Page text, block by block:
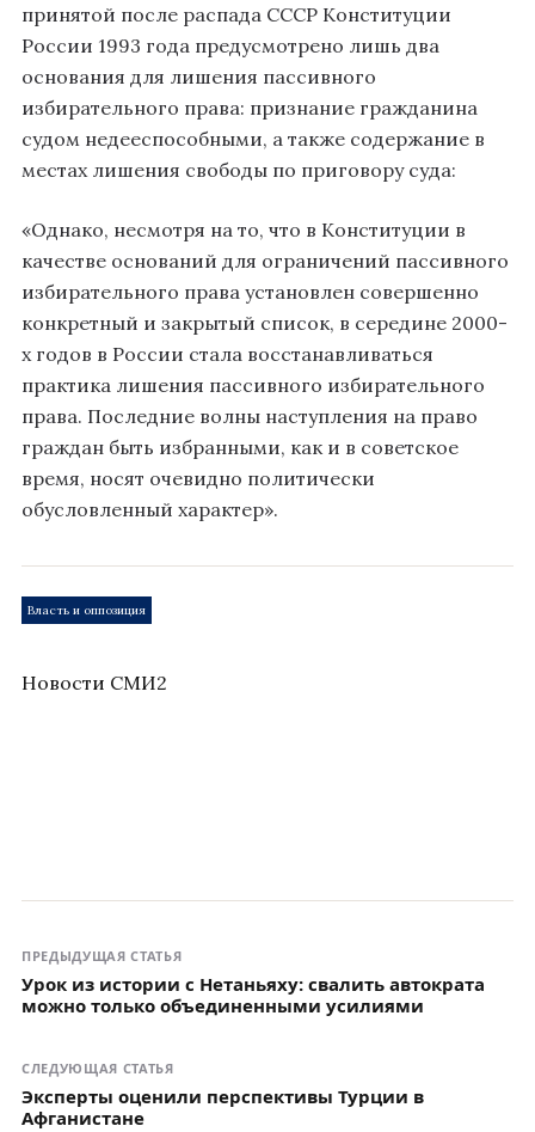
принятой после распада СССР Конституции
России 1993 года предусмотрено лишь два
основания для лишения пассивного
избирательного права: признание гражданина
судом недееспособными, а также содержание в
местах лишения свободы по приговору суда:
«Однако, несмотря на то, что в Конституции в
качестве оснований для ограничений пассивного
избирательного права установлен совершенно
конкретный и закрытый список, в середине 2000-
х годов в России стала восстанавливаться
практика лишения пассивного избирательного
права. Последние волны наступления на право
граждан быть избранными, как и в советское
время, носят очевидно политически
обусловленный характер».
Власть и оппозиция
Новости СМИ2
ПРЕДЫДУЩАЯ СТАТЬЯ
Урок из истории с Нетаньяху: свалить автократа
можно только объединенными усилиями
СЛЕДУЮЩАЯ СТАТЬЯ
Эксперты оценили перспективы Турции в
Афганистане